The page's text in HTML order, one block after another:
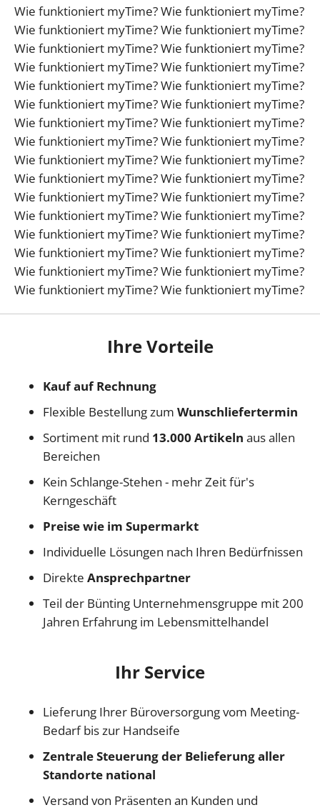
Wie funktioniert myTime? Wie funktioniert myTime?
Wie funktioniert myTime? Wie funktioniert myTime?
Wie funktioniert myTime? Wie funktioniert myTime?
Wie funktioniert myTime? Wie funktioniert myTime?
Wie funktioniert myTime? Wie funktioniert myTime?
Wie funktioniert myTime? Wie funktioniert myTime?
Wie funktioniert myTime? Wie funktioniert myTime?
Wie funktioniert myTime? Wie funktioniert myTime?
Wie funktioniert myTime? Wie funktioniert myTime?
Wie funktioniert myTime? Wie funktioniert myTime?
Wie funktioniert myTime? Wie funktioniert myTime?
Wie funktioniert myTime? Wie funktioniert myTime?
Wie funktioniert myTime? Wie funktioniert myTime?
Wie funktioniert myTime? Wie funktioniert myTime?
Wie funktioniert myTime? Wie funktioniert myTime?
Wie funktioniert myTime? Wie funktioniert myTime?
Ihre Vorteile
Kauf auf Rechnung
Flexible Bestellung zum Wunschliefertermin
Sortiment mit rund 13.000 Artikeln aus allen
Bereichen
Kein Schlange-Stehen - mehr Zeit für's
Kerngeschäft
Preise wie im Supermarkt
Individuelle Lösungen nach Ihren Bedürfnissen
Direkte Ansprechpartner
Teil der Bünting Unternehmensgruppe mit 200
Jahren Erfahrung im Lebensmittelhandel
Ihr Service
Lieferung Ihrer Büroversorgung vom Meeting-
Bedarf bis zur Handseife
Zentrale Steuerung der Belieferung aller
Standorte national
Versand von Präsenten an Kunden und